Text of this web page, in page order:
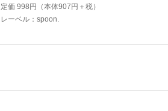
定価 998 円（本体907 円＋税）
レーベル：spoon.